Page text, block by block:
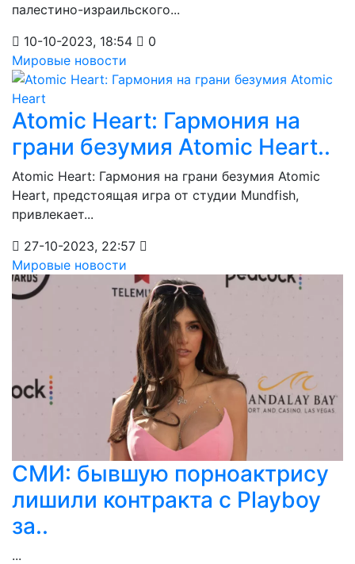
палестино-израильского...
10-10-2023, 18:54
0
Мировые новости
Atomic Heart: Гармония на
грани безумия Atomic Heart..
Atomic Heart: Гармония на грани безумия Atomic
Heart, предстоящая игра от студии Mundfish,
привлекает...
27-10-2023, 22:57
Мировые новости
СМИ: бывшую порноактрису
лишили контракта с Playboy
за..
...